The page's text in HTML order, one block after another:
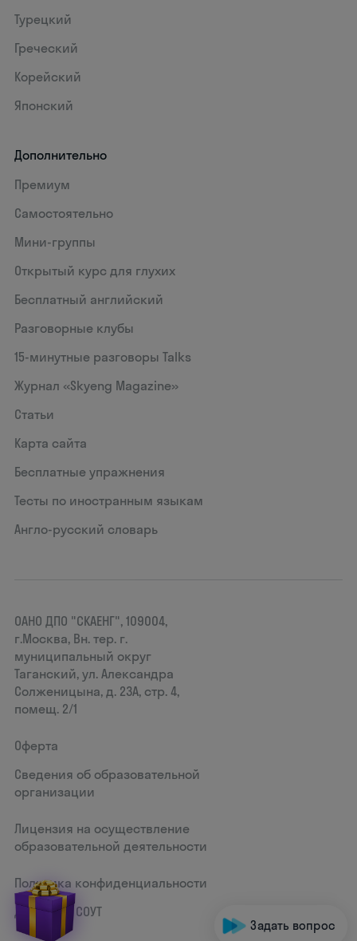
Турецкий
Греческий
Корейский
Японский
Дополнительно
Премиум
Самостоятельно
Мини-группы
Открытый курс для глухих
Бесплатный английский
Разговорные клубы
15‑минутные разговоры Talks
Журнал «Skyeng Magazine»
Статьи
Карта сайта
Бесплатные упражнения
Тесты по иностранным языкам
Англо-русский словарь
ОАНО ДПО "СКАЕНГ", 109004,
г.Москва, Вн. тер. г.
муниципальный округ
Таганский, ул. Александра
Солженицына, д. 23А, стр. 4,
помещ. 2/1
Оферта
Сведения об образовательной
организации
Лицензия на осуществление
образовательной деятельности
Политика конфиденциальности
Документ СОУТ
Задать вопрос